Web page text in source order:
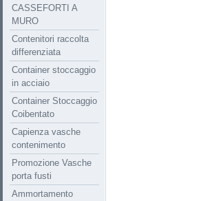
CASSEFORTI A
MURO
Contenitori raccolta
differenziata
Container stoccaggio
in acciaio
Container Stoccaggio
Coibentato
Capienza vasche
contenimento
Promozione Vasche
porta fusti
Ammortamento